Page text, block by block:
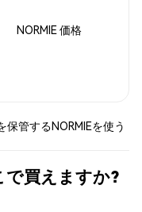
NORMIE 価格
保管するNORMIEを使う
買えますか?